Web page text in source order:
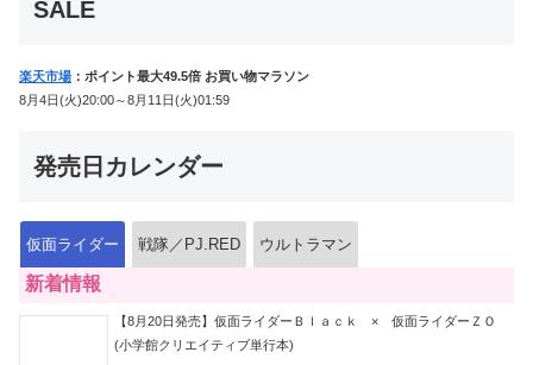
SALE
楽天市場 ：ポイント最大49.5倍 お買い物マラソン
8月4日(火)20:00～8月11日(火)01:59
発売日カレンダー
仮面ライダー 戦隊／PJ.RED ウルトラマン
新着情報
【8月20日発売】仮面ライダーＢｌａｃｋ × 仮面ライダーＺＯ
(小学館クリエイティブ単行本)